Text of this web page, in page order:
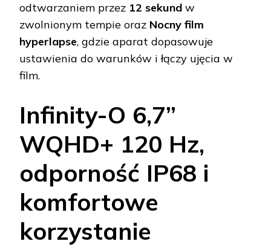
odtwarzaniem przez 12 sekund w
zwolnionym tempie oraz Nocny film
hyperlapse, gdzie aparat dopasowuje
ustawienia do warunków i łączy ujęcia w
film.
Infinity-O 6,7”
WQHD+ 120 Hz,
odporność IP68 i
komfortowe
korzystanie